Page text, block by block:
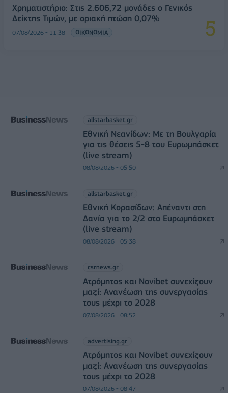
Χρηματιστήριο: Στις 2.606,72 μονάδες ο Γενικός
Δείκτης Τιμών, με οριακή πτώση 0,07%
07/08/2026 - 11:38 ΟΙΚΟΝΟΜΙΑ
allstarbasket.gr
Εθνική Νεανίδων: Με τη Βουλγαρία
για τις θέσεις 5-8 του Ευρωμπάσκετ
(live stream)
08/08/2026 - 05:50
allstarbasket.gr
Εθνική Κορασίδων: Απέναντι στη
Δανία για το 2/2 στο Ευρωμπάσκετ
(live stream)
08/08/2026 - 05:38
csrnews.gr
Ατρόμητος και Novibet συνεχίζουν
μαζί: Ανανέωση της συνεργασίας
τους μέχρι το 2028
07/08/2026 - 08:52
advertising.gr
Ατρόμητος και Novibet συνεχίζουν
μαζί: Ανανέωση της συνεργασίας
τους μέχρι το 2028
07/08/2026 - 08:47